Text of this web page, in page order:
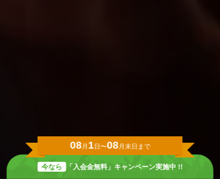
08月 1日〜08月末日まで
今なら 「入会金無料」キャンペーン実施中 !!